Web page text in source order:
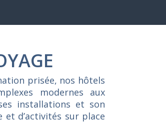
prisée, nos hôtels
modernes aux
installations et son
et d’activités sur place